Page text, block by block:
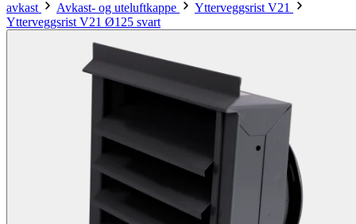
avkast
Avkast- og uteluftkappe
Ytterveggsrist V21
Ytterveggsrist V21 Ø125 svart